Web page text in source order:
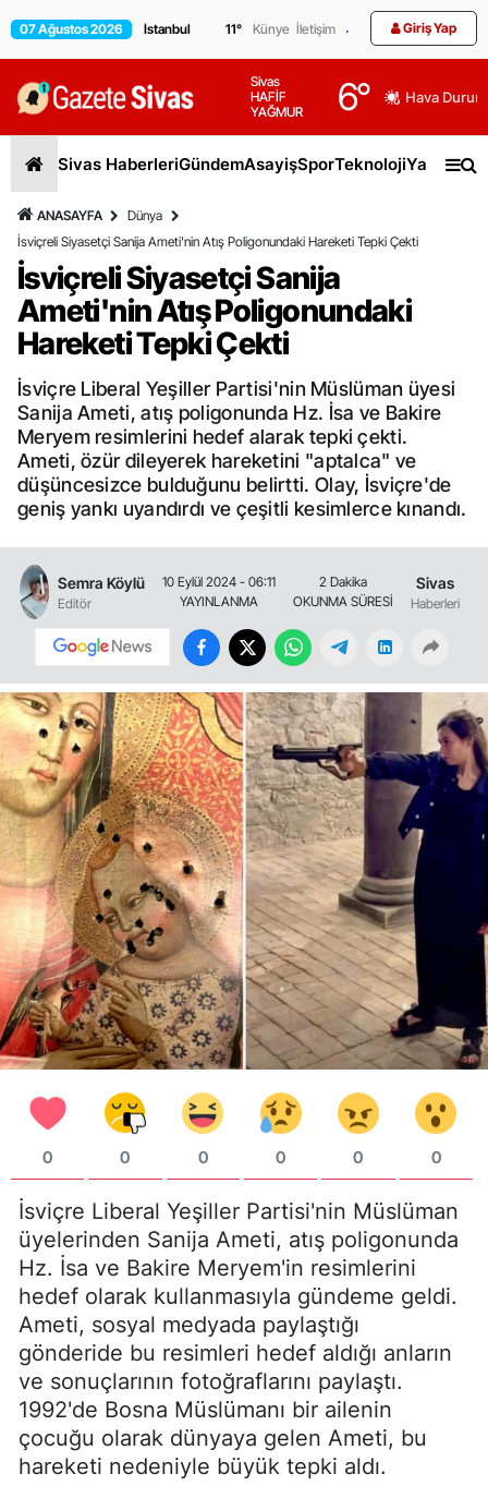
07 Ağustos 2026 11° Künye İletişim Giriş Yap
Sivas
HAFİF
YAĞMUR
6° Hava
Sivas HaberleriGündemAsayişSporTeknolojiYaşam
ANASAYFA
Dünya
İsviçreli Siyasetçi Sanija Ameti'nin Atış Poligonundaki Hareketi Tepki Çekti
İsviçreli Siyasetçi Sanija
Ameti'nin Atış Poligonundaki
Hareketi Tepki Çekti
İsviçre Liberal Yeşiller Partisi'nin Müslüman üyesi
Sanija Ameti, atış poligonunda Hz. İsa ve Bakire
Meryem resimlerini hedef alarak tepki çekti.
Ameti, özür dileyerek hareketini "aptalca" ve
düşüncesizce bulduğunu belirtti. Olay, İsviçre'de
geniş yankı uyandırdı ve çeşitli kesimlerce kınandı.
Semra Köylü
Editör
10 Eylül 2024 - 06:11
YAYINLANMA
2 Dakika
OKUNMA SÜRESİ
Sivas
Haberleri
0 0 0 0 0 0
İsviçre Liberal Yeşiller Partisi'nin Müslüman
üyelerinden Sanija Ameti, atış poligonunda
Hz. İsa ve Bakire Meryem'in resimlerini
hedef olarak kullanmasıyla gündeme geldi.
Ameti, sosyal medyada paylaştığı
gönderide bu resimleri hedef aldığı anların
ve sonuçlarının fotoğraflarını paylaştı.
1992'de Bosna Müslümanı bir ailenin
çocuğu olarak dünyaya gelen Ameti, bu
hareketi nedeniyle büyük tepki aldı.